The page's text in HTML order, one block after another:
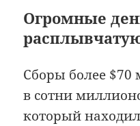
Огромные
Сборы более $70
в сотни
который